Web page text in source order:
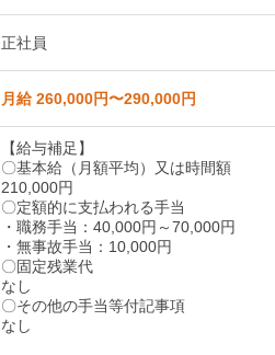
正社員
月給 260,000円〜290,000円
【給与補足】
〇基本給（月額平均）又は時間額
210,000円
〇定額的に支払われる手当
・職務手当：40,000円～70,000円
・無事故手当：10,000円
〇固定残業代
なし
〇その他の手当等付記事項
なし